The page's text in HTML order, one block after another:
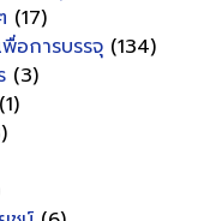
(17)
อการบรรจุ (134)
(3)
(1)